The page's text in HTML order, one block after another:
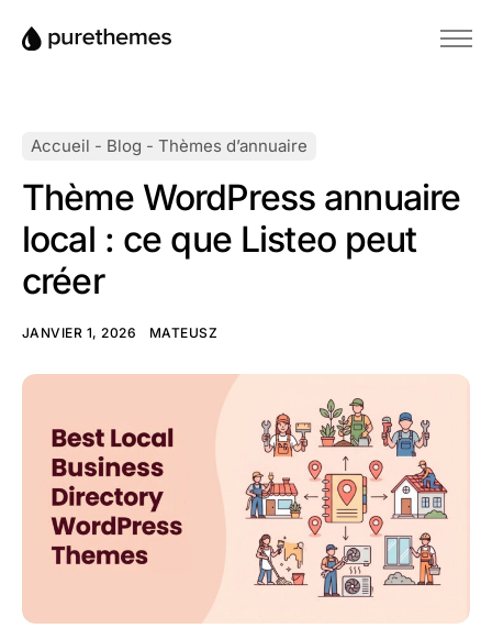
Blog
Base de connaissances
Accueil - Blog - Thèmes d’annuaire
Thème WordPress annuaire
local : ce que Listeo peut
créer
JANVIER 1, 2026 MATEUSZ